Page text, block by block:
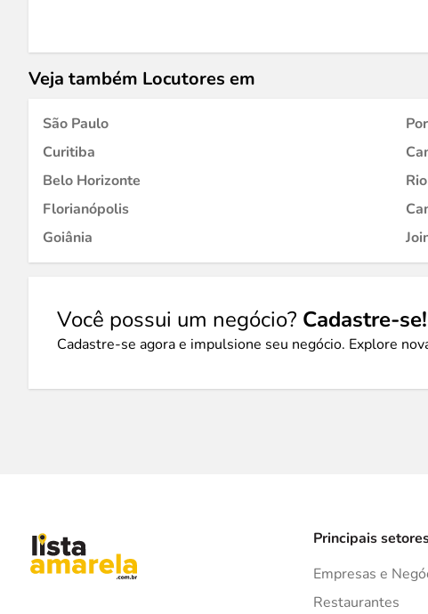
Veja também Locutores em
São Paulo
Curitiba
Belo Horizonte
Florianópolis
Goiânia
Você possui um negócio? Cadastre-se!
Cadastre-se agora e impulsione seu negócio. Explore
Principais
Empresas e
Restaurantes